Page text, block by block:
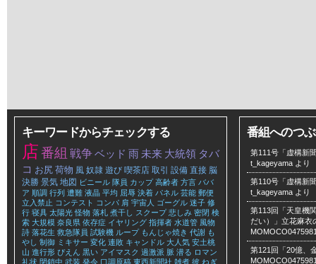
キーワードからチェックする
店 番組 戦争ベッド 雨 未来 大統領 タバ
コ お尻 荷物 風 奴隷 遊び 喫茶店 取引 設備 直接 脳
決勝 景気 地図 ビニール 隊員 カップ 高齢者 方言 ババ
ア 順調 行列 遭難 液晶 平均 屈辱 決着 パネル 芸能 郵便
立入禁止 コンテスト コンパ 肩 宇宙人 ゴーグル 迷子 修
行 寝具 太陽光 怪物 落札 煮干し スクープ 悲しみ 密閉 検
索 大規模 奈良県 依存症 イヤリング 指揮者 水道管 風物
詩 落花生 救急隊員 試験機 ループ もんじゃ焼き 代謝 も
やし 制御 ミキサー 変化 連敗 キャンドル 大人気 安土桃
山 進行形 ぴえん 黒い アイマスク 過激派 脈 潜る ロマン
礼状 閉鎖中 武装 発令 口調原稿 東西新聞社 雑煮 彼 ねぎ
番組へのつ
第111号「虚構新
t_kageyama より
第110号「虚構新
t_kageyama より
第113回「天皇機
だい）」立花麻衣
第121回「20億、